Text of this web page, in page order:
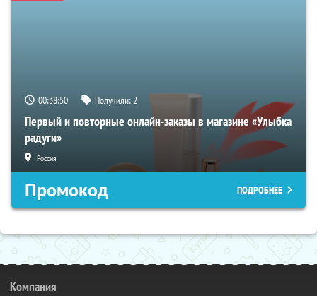
00:38:49 Получили:2
Первый и повторные онлайн-заказы в магазине «Улыбка
радуги»
Россия
Промокод ПОДРОБНЕЕ
Компания